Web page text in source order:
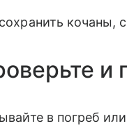
кочаны,
и
в погреб